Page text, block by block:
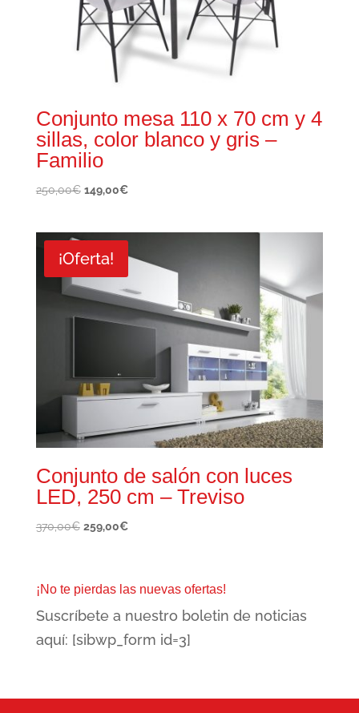
Conjunto mesa 110 x 70 cm y 4
sillas, color blanco y gris –
Familio
250,00€ El
era:
250,00€.
149,00€El
es:
149,00€.
¡Oferta!
Conjunto de salón con luces
LED, 250 cm – Treviso
370,00€ El
259,00€El
¡No te pierdas las nuevas ofertas!
Suscríbete a nuestro boletin de noticias
aquí: [sibwp_form id=3]